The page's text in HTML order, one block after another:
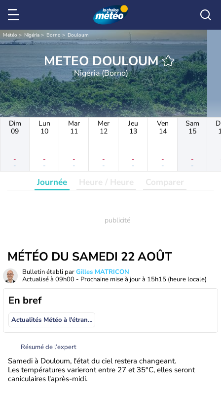
Météo Nigéria Borno Douloum
METEO DOULOUM
Nigéria (Borno)
Dim
09
-
-
Lun
10
-
-
Mar
11
-
-
Mer
12
-
-
Jeu
13
-
-
Ven
14
-
-
Sam
15
-
-
Journée Heure / Heure Comparer
MÉTÉO DU SAMEDI 22 AOÛT
Bulletin établi parGilles MATRICON
Actualisé à 09h00 - Prochaine mise à jour à 15h15 (heure locale)
En bref
Actualités Météo à l'étranger
Résumé de l’expert
Samedi à Douloum, l'état du ciel restera changeant.
Les températures varieront entre 27 et 35°C, elles seront
caniculaires l'après-midi.